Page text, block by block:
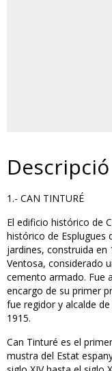
Descripció
1.- CAN TINTURÉ
El edificio histórico de
histórico de Esplugues
jardines, construida en
Ventosa, considerado
cemento armado. Fue
encargo de su primer
fue regidor y alcalde
1915.
Can Tinturé es el
mustra del Estat